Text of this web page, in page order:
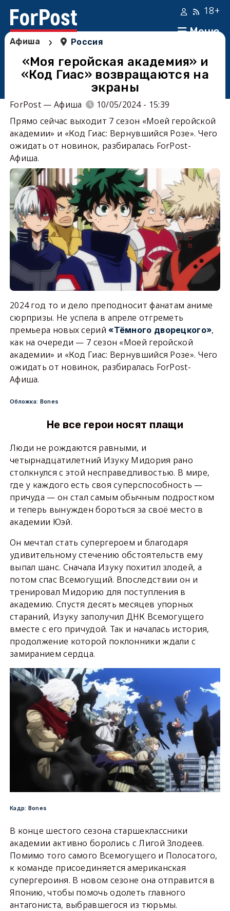
Меню
18+
Афиша › Россия
«Моя геройская академия» и
«Код Гиас» возвращаются на
экраны
ForPost — Афиша
10/05/2024 - 15:39
Прямо сейчас выходит 7 сезон «Моей геройской
академии» и «Код Гиас: Вернувшийся Розе». Чего
ожидать от новинок, разбиралась ForPost-
Афиша.
2024 год то и дело преподносит фанатам аниме
сюрпризы. Не успела в апреле отгреметь
премьера новых серий«Тёмного дворецкого»,
как на очереди — 7 сезон «Моей геройской
академии» и «Код Гиас: Вернувшийся Розе». Чего
ожидать от новинок, разбиралась ForPost-
Афиша.
Обложка: Bones
Не все герои носят плащи
Люди не рождаются равными, и
четырнадцатилетний Изуку Мидория рано
столкнулся с этой несправедливостью. В мире,
где у каждого есть своя суперспособность —
причуда — он стал самым обычным подростком
и теперь вынужден бороться за своё место в
академии Юэй.
Он мечтал стать супергероем и благодаря
удивительному стечению обстоятельств ему
выпал шанс. Сначала Изуку похитил злодей, а
потом спас Всемогущий. Впоследствии он и
тренировал Мидорию для поступления в
академию. Спустя десять месяцев упорных
стараний, Изуку заполучил ДНК Всемогущего
вместе с его причудой. Так и началась история,
продолжение которой поклонники ждали с
замиранием сердца.
Кадр: Bones
В конце шестого сезона старшеклассники
академии активно боролись с Лигой Злодеев.
Помимо того самого Всемогущего и Полосатого,
к команде присоединяется американская
супергероиня. В новом сезоне она отправится в
Японию, чтобы помочь одолеть главного
антагониста, выбравшегося из тюрьмы.